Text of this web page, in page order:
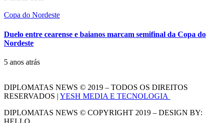
Copa do Nordeste
Duelo entre cearense e baianos marcam semifinal da Copa do
Nordeste
5 anos atrás
DIPLOMATAS NEWS © 2019 – TODOS OS DIREITOS
RESERVADOS | YESH MEDIA E TECNOLOGIA
DIPLOMATAS NEWS © COPYRIGHT 2019 – DESIGN BY:
HELLO